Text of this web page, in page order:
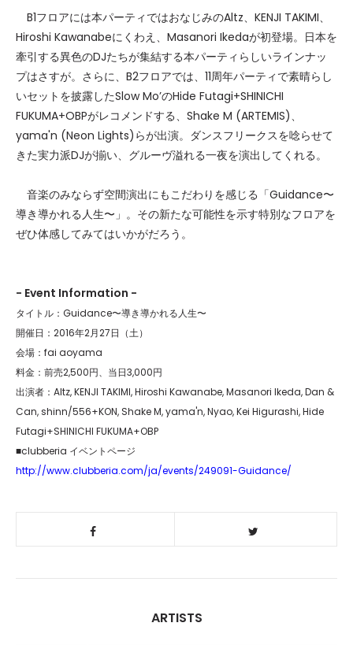
B1フロアには本パーティではおなじみのAltz、KENJI TAKIMI、
Hiroshi Kawanabeにくわえ、Masanori Ikedaが初登場。日本を
牽引する異色のDJたちが集結する本パーティらしいラインナッ
プはさすが。さらに、B2フロアでは、11周年パーティで素晴らし
いセットを披露したSlow Mo’のHide Futagi+SHINICHI
FUKUMA+OBPがレコメンドする、Shake M (ARTEMIS)、
yama'n (Neon Lights)らが出演。ダンスフリークスを唸らせて
きた実力派DJが揃い、グルーヴ溢れる一夜を演出してくれる。
音楽のみならず空間演出にもこだわりを感じる「Guidance〜
導き導かれる人生〜」。その新たな可能性を示す特別なフロアを
ぜひ体感してみてはいかがだろう。
- Event Information -
タイトル：Guidance〜導き導かれる人生〜
開催日：2016年2月27日（土）
会場：fai aoyama
料金：前売2,500円、当日3,000円
出演者：Altz, KENJI TAKIMI, Hiroshi Kawanabe, Masanori Ikeda, Dan &
Can, shinn/556+KON, Shake M, yama'n, Nyao, Kei Higurashi, Hide
Futagi+SHINICHI FUKUMA+OBP
■clubberia イベントページ
http://www.clubberia.com/ja/events/249091-Guidance/
ARTISTS